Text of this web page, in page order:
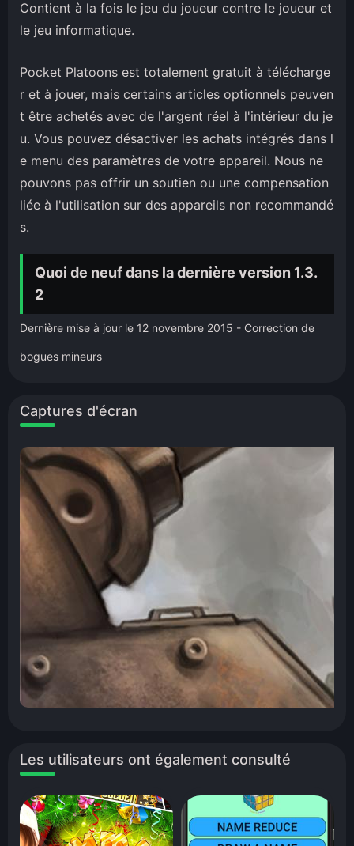
Contient à la fois le jeu du joueur contre le joueur et
le jeu informatique.
Pocket Platoons est totalement gratuit à télécharge
r et à jouer, mais certains articles optionnels peuven
t être achetés avec de l'argent réel à l'intérieur du je
u. Vous pouvez désactiver les achats intégrés dans l
e menu des paramètres de votre appareil. Nous ne
pouvons pas offrir un soutien ou une compensation
liée à l'utilisation sur des appareils non recommandé
s.
Quoi de neuf dans la dernière version 1.3.
2
Dernière mise à jour le 12 novembre 2015 - Correction de
bogues mineurs
Captures d'écran
Les utilisateurs ont également consulté